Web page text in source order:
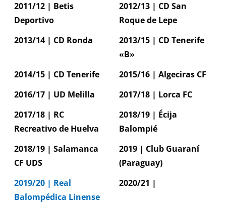
2011/12 | Betis
Deportivo
2012/13 | CD San
Roque de Lepe
2013/14 | CD Ronda
2013/15 | CD Tenerife
«B»
2014/15 | CD Tenerife
2015/16 | Algeciras CF
2016/17 | UD Melilla
2017/18 | Lorca FC
2017/18 | RC
Recreativo de Huelva
2018/19 | Écija
Balompié
2018/19 | Salamanca
CF UDS
2019 | Club Guaraní
(Paraguay)
2019/20 | Real
Balompédica Linense
2020/21 |